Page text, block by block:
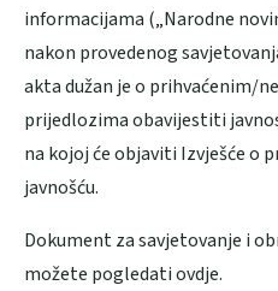
informacijama („Narodne
nakon provedenog
akta dužan je o prihvaćenim/
prijedlozima obavijestiti
na kojoj će objaviti Izvješće o
javnošću.
Dokument za savjetovanje i
možete pogledati ovdje.